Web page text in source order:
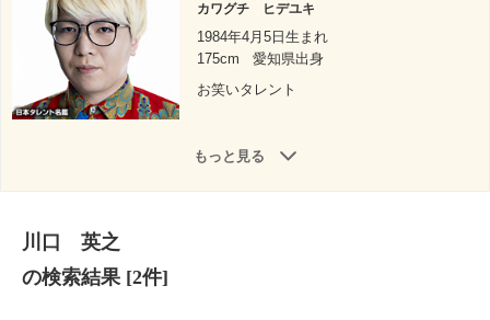
カワグチ ヒデユキ
1984年4月5日生まれ
175cm
愛知県出身
お笑いタレント
もっと見る
川口 英之
の検索結果[2件]